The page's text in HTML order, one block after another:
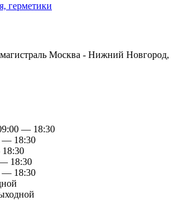
герметики
Москва - Нижний Новгород,
— 18:30
— 18:30
18:30
— 18:30